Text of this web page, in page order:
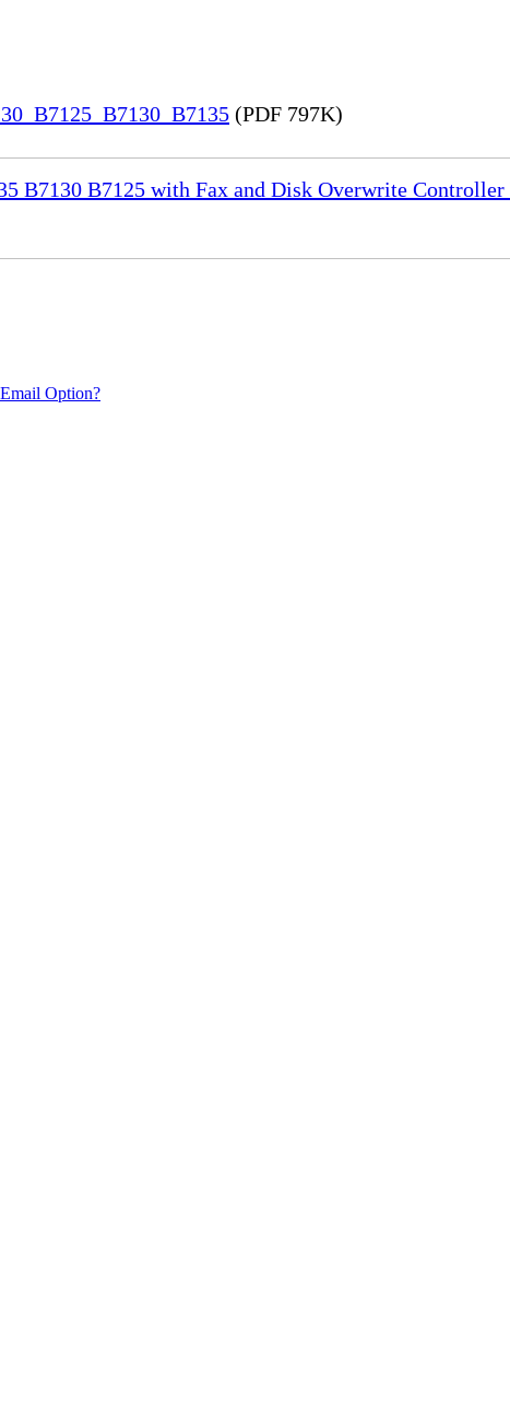
(PDF 797K)
B7125 with Fax and Disk Overwrite Controller
Option?